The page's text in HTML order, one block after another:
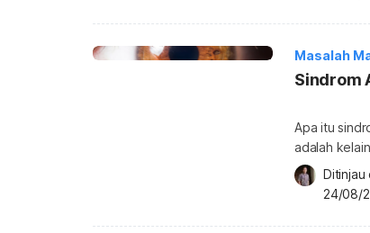
Masalah
Sindrom
Apa itu
adalah
membuat
beberapa
yang dekat.
24/08/